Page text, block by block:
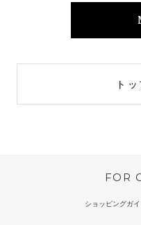
ト
FOR
ショッピングガイ